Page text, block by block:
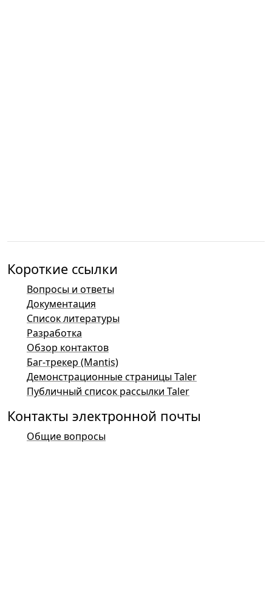
Короткие ссылки
Вопросы и ответы
Документация
Список литературы
Разработка
Обзор контактов
Баг-трекер (Mantis)
Демонстрационные страницы Taler
Публичный список рассылки Taler
Контакты электронной почты
Общие вопросы